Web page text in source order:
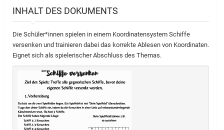
INHALT DES DOKUMENTS
Die Schüler*innen spielen in einem Koordinatensystem Schiffe
versenken und trainieren dabei das korrekte Ablesen von Koordinaten.
Eignet sich als spielerischer Abschluss des Themas.